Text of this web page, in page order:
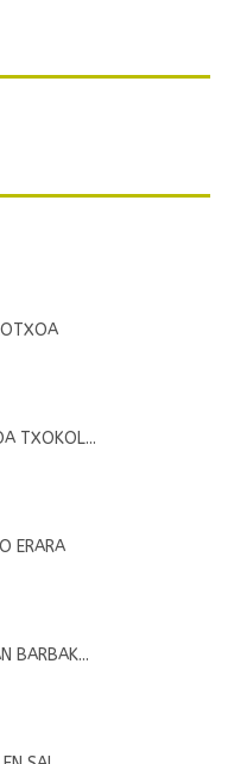
TXOKOL...
ERARA
BARBAK...